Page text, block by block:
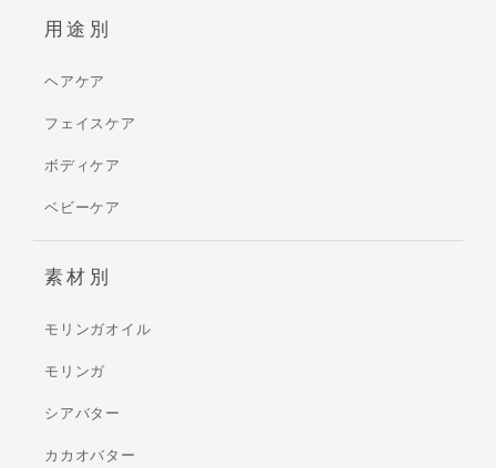
用途別
ヘアケア
フェイスケア
ボディケア
ベビーケア
素材別
モリンガオイル
モリンガ
シアバター
カカオバター